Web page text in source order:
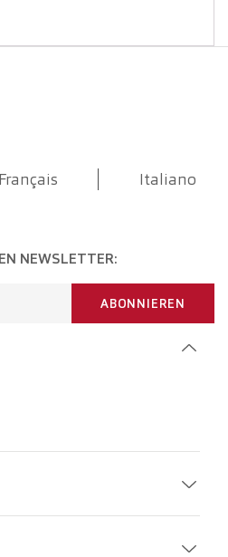
Français Italiano
NEWSLETTER:
ABONNIEREN